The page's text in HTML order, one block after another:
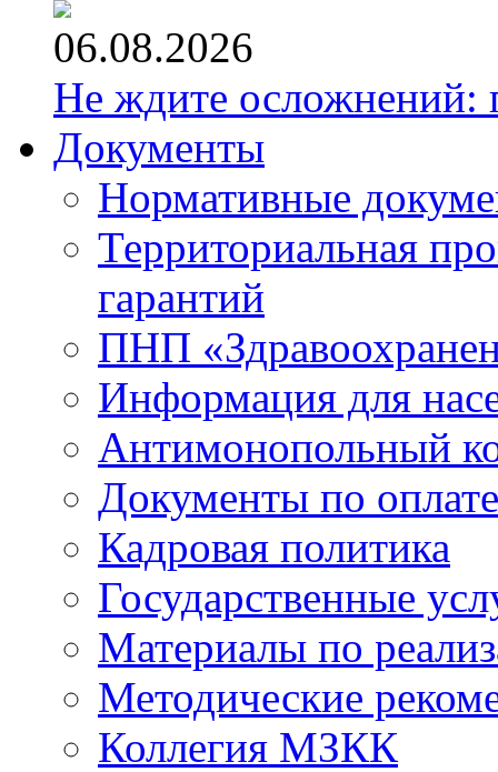
06.08.2026
Не ждите осложнений:
Документы
Нормативные
Территориальная
гарантий
ПНП
Информация для
Антимонопольный
Документы по
Кадровая политика
Государственные
Материалы по
Методические
Коллегия МЗКК